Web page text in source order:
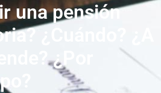
una pensión
¿Cuándo? ¿A
¿Por